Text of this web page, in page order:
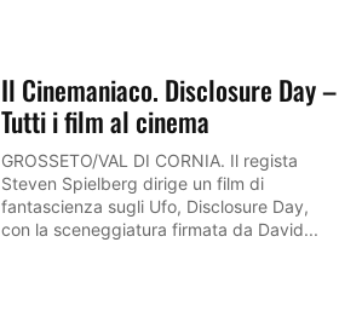
Il Cinemaniaco. Disclosure Day –
Tutti i film al cinema
GROSSETO/VAL DI CORNIA. Il regista
Steven Spielberg dirige un film di
fantascienza sugli Ufo, Disclosure Day,
con la sceneggiatura firmata da David...